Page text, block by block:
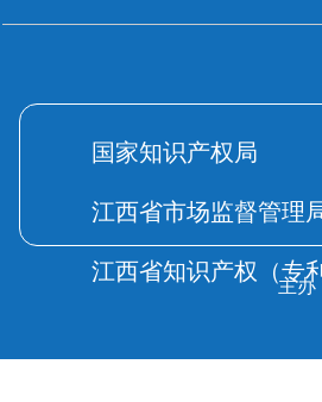
国家知识产权局
江西省市场监督管理
江西省知识产权（专
主办